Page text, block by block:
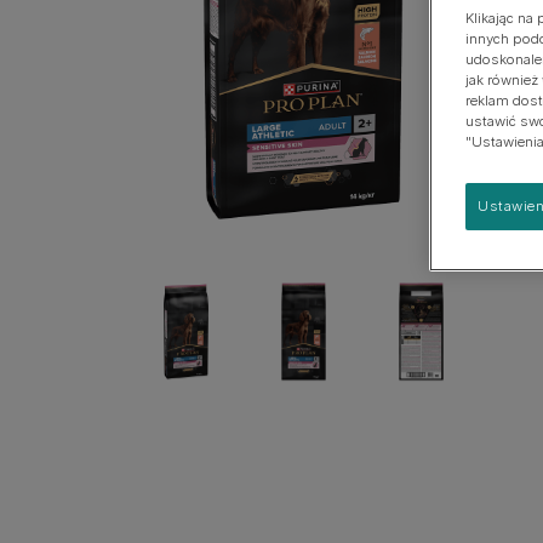
Zobacz naszą pełną ofertę produktów
Klikając na
innych
jak
reklam
ustawić